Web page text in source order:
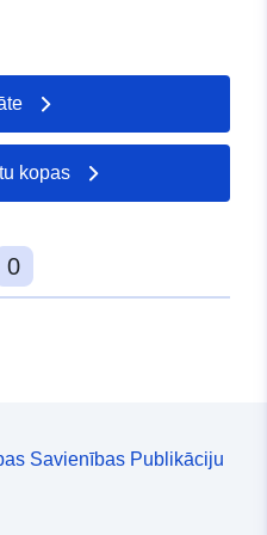
kopas
0
Savienības Publikāciju